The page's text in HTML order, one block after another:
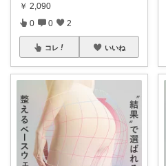
￥ 2,090
0 0 2
コレ いいね